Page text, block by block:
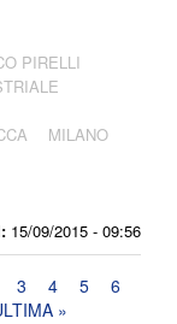
15/09/2015 - 09:56
PIRELLI
MILANO
3 4 5
6
»